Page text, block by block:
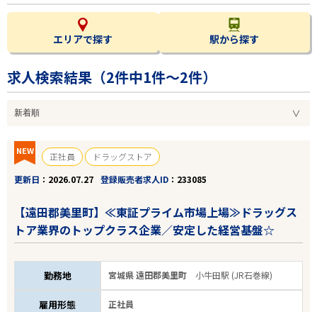
エリアで探す 駅から探す
求人検索結果（2件中1件～2件）
NEW 正社員
ドラッグストア
更新日
2026.07.27 登録販売者求人ID 233085
【遠田郡美里町】≪東証プライム市場上場≫ドラッグス
トア業界のトップクラス企業／安定した経営基盤☆
勤務地 宮城県 遠田郡美里町 小牛田駅 (JR石巻線)
雇用形態 正社員